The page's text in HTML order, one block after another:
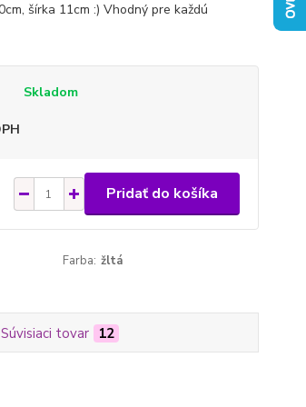
šírka 11cm :) Vhodný pre každú
Skladom
Pridať do košíka
Farba: žltá
Súvisiaci tovar 12